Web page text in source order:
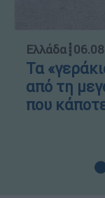
Ελλάδα┋
Τα
από τη
που